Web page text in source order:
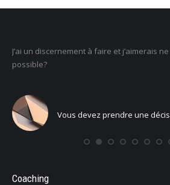
Est-ce Je ne sais pas ce que je veux
un sens
Vous voulez trouver
Coaching